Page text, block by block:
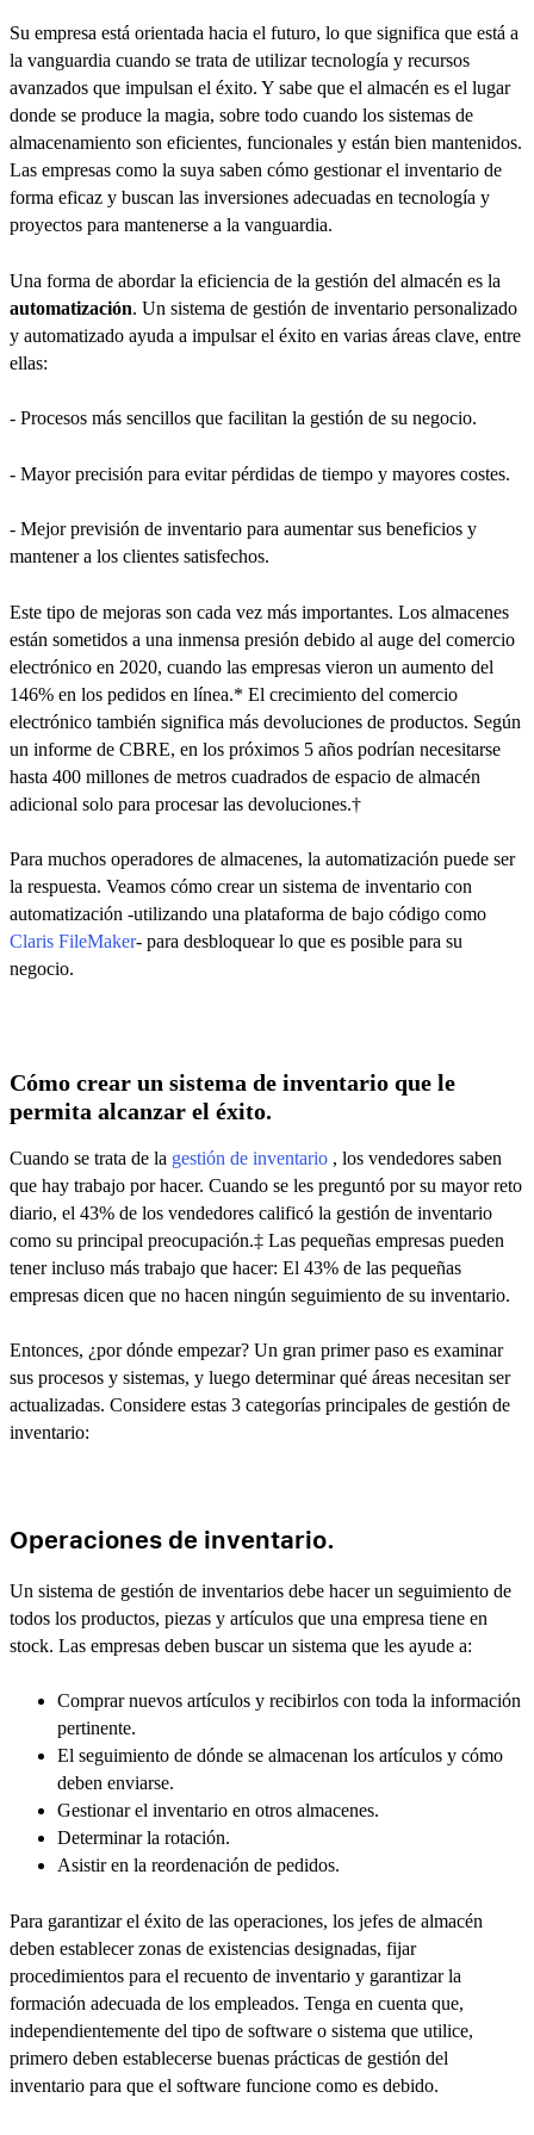
Su empresa está orientada hacia el futuro, lo que significa que está a
la vanguardia cuando se trata de utilizar tecnología y recursos
avanzados que impulsan el éxito. Y sabe que el almacén es el lugar
donde se produce la magia, sobre todo cuando los sistemas de
almacenamiento son eficientes, funcionales y están bien mantenidos.
Las empresas como la suya saben cómo gestionar el inventario de
forma eficaz y buscan las inversiones adecuadas en tecnología y
proyectos para mantenerse a la vanguardia.
Una forma de abordar la eficiencia de la gestión del almacén es la
automatización. Un sistema de gestión de inventario personalizado
y automatizado ayuda a impulsar el éxito en varias áreas clave, entre
ellas:
- Procesos más sencillos que facilitan la gestión de su negocio.
- Mayor precisión para evitar pérdidas de tiempo y mayores costes.
- Mejor previsión de inventario para aumentar sus beneficios y
mantener a los clientes satisfechos.
Este tipo de mejoras son cada vez más importantes. Los almacenes
están sometidos a una inmensa presión debido al auge del comercio
electrónico en 2020, cuando las empresas vieron un aumento del
146% en los pedidos en línea.* El crecimiento del comercio
electrónico también significa más devoluciones de productos. Según
un informe de CBRE, en los próximos 5 años podrían necesitarse
hasta 400 millones de metros cuadrados de espacio de almacén
adicional solo para procesar las devoluciones.†
Para muchos operadores de almacenes, la automatización puede ser
la respuesta. Veamos cómo crear un sistema de inventario con
automatización -utilizando una plataforma de bajo código como
Claris FileMaker- para desbloquear lo que es posible para su
negocio.
Cómo crear un sistema de inventario que le
permita alcanzar el éxito.
Cuando se trata de la gestión de inventario , los vendedores saben
que hay trabajo por hacer. Cuando se les preguntó por su mayor reto
diario, el 43% de los vendedores calificó la gestión de inventario
como su principal preocupación.‡ Las pequeñas empresas pueden
tener incluso más trabajo que hacer: El 43% de las pequeñas
empresas dicen que no hacen ningún seguimiento de su inventario.
Entonces, ¿por dónde empezar? Un gran primer paso es examinar
sus procesos y sistemas, y luego determinar qué áreas necesitan ser
actualizadas. Considere estas 3 categorías principales de gestión de
inventario:
Operaciones de inventario.
Un sistema de gestión de inventarios debe hacer un seguimiento de
todos los productos, piezas y artículos que una empresa tiene en
stock. Las empresas deben buscar un sistema que les ayude a:
Comprar nuevos artículos y recibirlos con toda la información
pertinente.
El seguimiento de dónde se almacenan los artículos y cómo
deben enviarse.
Gestionar el inventario en otros almacenes.
Determinar la rotación.
Asistir en la reordenación de pedidos.
Para garantizar el éxito de las operaciones, los jefes de almacén
deben establecer zonas de existencias designadas, fijar
procedimientos para el recuento de inventario y garantizar la
formación adecuada de los empleados. Tenga en cuenta que,
independientemente del tipo de software o sistema que utilice,
primero deben establecerse buenas prácticas de gestión del
inventario para que el software funcione como es debido.